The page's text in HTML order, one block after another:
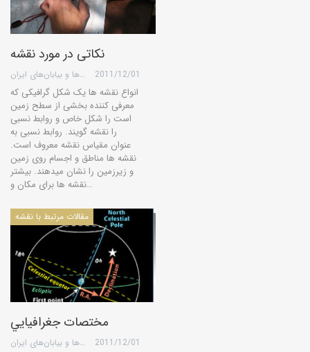
نکاتی در مورد نقشه
گروه کویرها و بیابان‌های ایران 2011/12/01
انواع نقشه ها یک شکل گرافیکی که
معرفی کننده بخشی از سطح زمین
است را شکل خاص و روابط نسبی
را نقشه گویند. روابط نسبی به
عنوان مقیاس نقشه معروف است.
نقشه ها مناطق و اجسام روی زمین
و زیرزمین را نشان میدهند. بیشتر
نقشه ها برای مکان و…
مقالات مرتبط با نقشه
مختصات جغرافيايي
گروه کویرها و بیابان‌های ایران 2011/12/01